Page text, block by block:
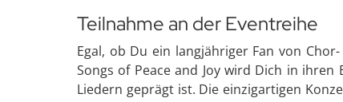
Teilnahme an der Eventreihe
Egal, ob Du ein langjähriger Fan von
Songs of Peace and Joy wird Dich in
Liedern geprägt ist. Die einzigartigen